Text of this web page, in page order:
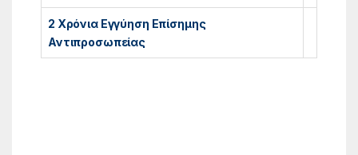
2 Χρόνια Εγγύηση Επίσημης
Αντιπροσωπείας